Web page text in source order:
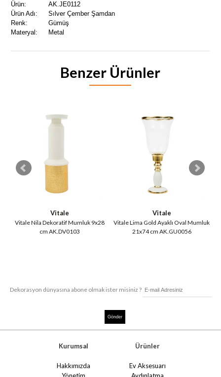
Ürün:
AK.JE0112
Ürün Adı:
Sılver Çember Şamdan
Renk:
Gümüş
Materyal:
Metal
Benzer Ürünler
Vitale
Vitale Nila Dekoratif Mumluk 9x28
cm AK.DV0103
Vitale
Vitale Lima Gold Ayaklı Oval Mumluk
21x74 cm AK.GU0056
Dekorasyon dünyasına abone olmak ister misiniz ?
Kurumsal
Hakkımızda
Ürünler
Ev Aksesuarı